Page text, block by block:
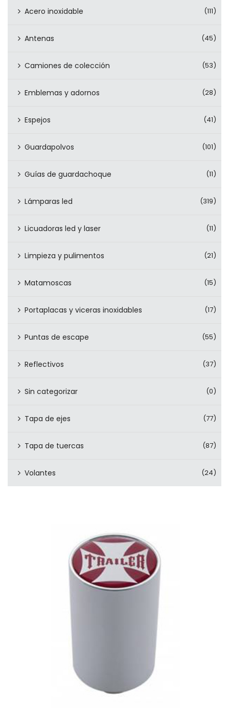
Acero inoxidable (111)
Antenas (45)
Camiones de colección (53)
Emblemas y adornos (28)
Espejos (41)
Guardapolvos (101)
Guías de guardachoque (11)
Lámparas led (319)
Licuadoras led y laser (11)
Limpieza y pulimentos (21)
Matamoscas (15)
Portaplacas y viceras inoxidables (17)
Puntas de escape (55)
Reflectivos (37)
Sin categorizar (0)
Tapa de ejes (77)
Tapa de tuercas (87)
Volantes (24)